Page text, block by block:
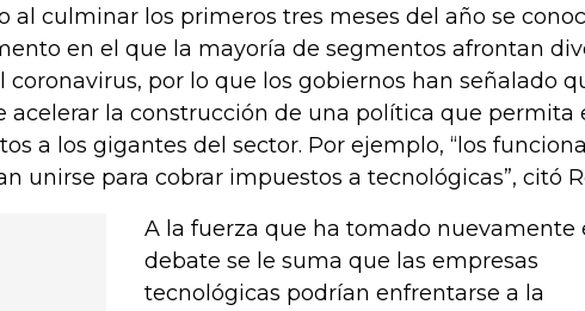
al culminar los primeros tres meses del año se
en el que la mayoría de segmentos afrontan
coronavirus, por lo que los gobiernos han señalado
acelerar la construcción de una política que permita
a los gigantes del sector. Por ejemplo, “los
unirse para cobrar impuestos a tecnológicas”, citó
A la fuerza que ha tomado nuevamente
debate se le suma que las empresas
tecnológicas podrían enfrentarse a la